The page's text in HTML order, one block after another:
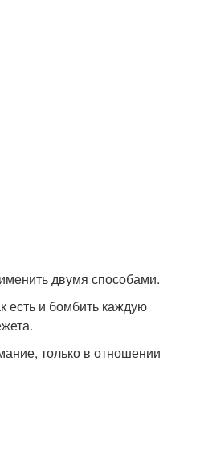
двумя способами.
есть и бомбить каждую
только в отношении